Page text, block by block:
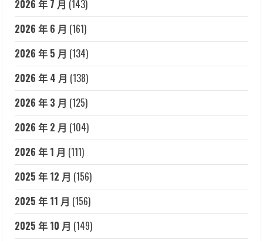
2026 年 7 月 (143)
2026 年 6 月 (161)
2026 年 5 月 (134)
2026 年 4 月 (138)
2026 年 3 月 (125)
2026 年 2 月 (104)
2026 年 1 月 (111)
2025 年 12 月 (156)
2025 年 11 月 (156)
2025 年 10 月 (149)